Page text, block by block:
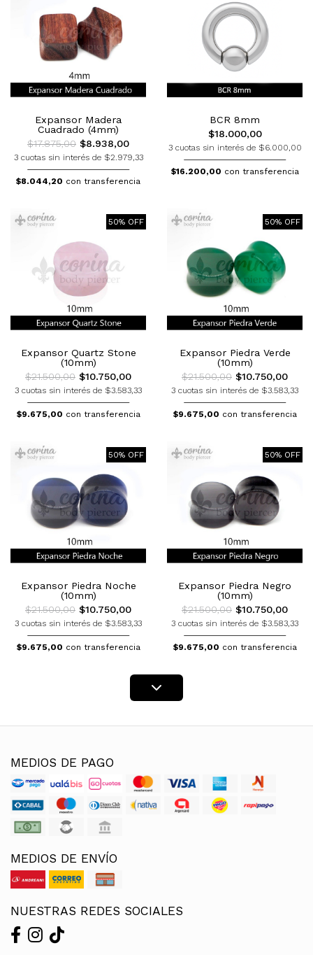
Expansor Madera
Cuadrado (4mm)
$17.875,00 $8.938,00
3 cuotas sin interés de $2.979,33
$8.044,20 con transferencia
BCR 8mm
$18.000,00
3 cuotas sin interés de $6.000,00
$16.200,00 con transferencia
50% OFF
Expansor Quartz Stone
(10mm)
$21.500,00 $10.750,00
3 cuotas sin interés de $3.583,33
$9.675,00 con transferencia
50% OFF
Expansor Piedra Verde
(10mm)
$21.500,00 $10.750,00
3 cuotas sin interés de $3.583,33
$9.675,00 con transferencia
50% OFF
Expansor Piedra Noche
(10mm)
$21.500,00 $10.750,00
3 cuotas sin interés de $3.583,33
$9.675,00 con transferencia
50% OFF
Expansor Piedra Negro
(10mm)
$21.500,00 $10.750,00
3 cuotas sin interés de $3.583,33
$9.675,00 con transferencia
MEDIOS DE PAGO
MEDIOS DE ENVÍO
NUESTRAS REDES SOCIALES